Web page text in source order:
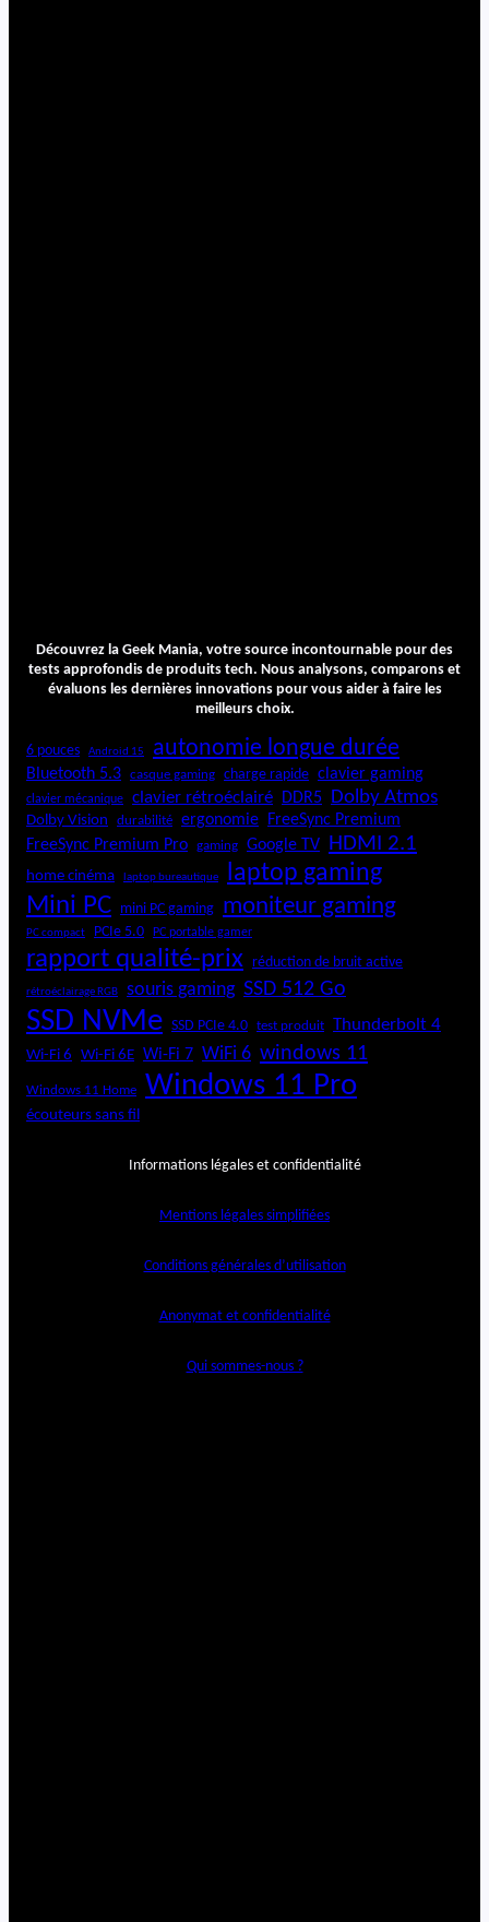
Découvrez la Geek Mania, votre source incontournable pour des
tests approfondis de produits tech. Nous analysons, comparons et
évaluons les dernières innovations pour vous aider à faire les
meilleurs choix.
6 pouces Android 15 autonomie longue durée
Bluetooth 5.3 casque gaming charge rapide clavier gaming
clavier mécanique clavier rétroéclairé DDR5 Dolby Atmos
Dolby Vision durabilité ergonomie FreeSync Premium
FreeSync Premium Pro
gaming Google TV HDMI 2.1
home cinéma laptop bureautique laptop gaming
Mini PC mini PC gaming moniteur gaming
PC compact PCIe 5.0 PC portable gamer
rapport qualité-prix réduction de bruit active
rétroéclairage RGB souris gaming SSD 512 Go
SSD NVMe SSD PCIe 4.0 test produit Thunderbolt 4
Wi-Fi 6 Wi-Fi 6E Wi-Fi 7 WiFi 6 windows 11
Windows 11 Home Windows 11 Pro
écouteurs sans fil
Informations légales et confidentialité
Mentions légales simplifiées
Conditions générales d’utilisation
Anonymat et confidentialité
Qui sommes-nous ?